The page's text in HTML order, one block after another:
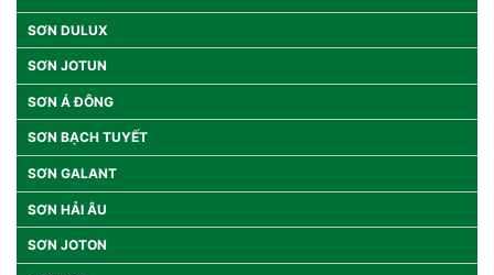
SƠN DULUX
SƠN JOTUN
SƠN Á ĐÔNG
SƠN BẠCH TUYẾT
SƠN GALANT
SƠN HẢI ÂU
SƠN JOTON